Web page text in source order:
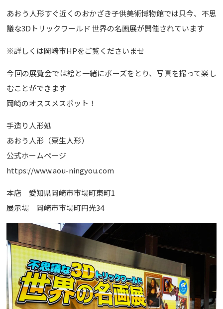
あおう人形すぐ近くのおかざき子供美術博物館では只今、不思
議な3Dトリックワールド 世界の名画展が開催されています
※詳しくは岡崎市HPをご覧くださいませ
今回の展覧会では絵と一緒にポーズをとり、写真を撮って楽し
むことができます
岡崎のオススメスポット！
手造り人形処
あおう人形（粟生人形）
公式ホームページ
https://www.aou-ningyou.com
本店 愛知県岡崎市市場町東町1
展示場 岡崎市市場町円光34